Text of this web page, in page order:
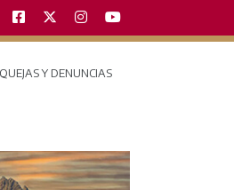
QUEJAS Y DENUNCIAS